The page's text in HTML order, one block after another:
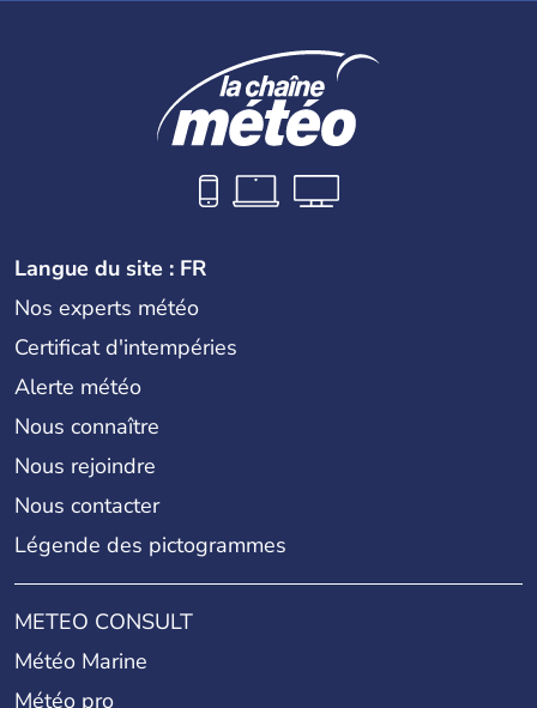
Langue du site : FR
Nos experts météo
Certificat d'intempéries
Alerte météo
Nous connaître
Nous rejoindre
Nous contacter
Légende des pictogrammes
METEO CONSULT
Météo Marine
Météo pro